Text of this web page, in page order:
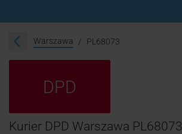
Śledzenie przesyłki
Warszawa PL68073
DPD
Kurier DPD Warszawa PL68073